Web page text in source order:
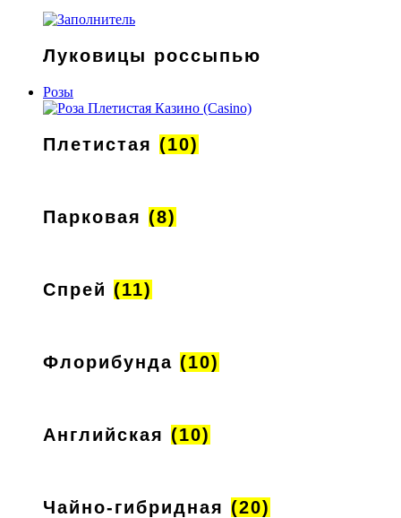
Луковицы россыпью
Розы
Плетистая (10)
Парковая (8)
Спрей (11)
Флорибунда (10)
Английская (10)
Чайно-гибридная (20)